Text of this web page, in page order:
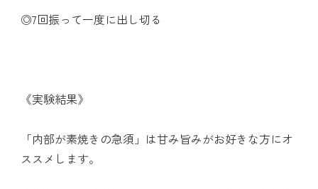
◎7回振って一度に出し切る
《実験結果》
「内部が素焼きの急須」は甘み旨みがお好きな方にオ
ススメします。